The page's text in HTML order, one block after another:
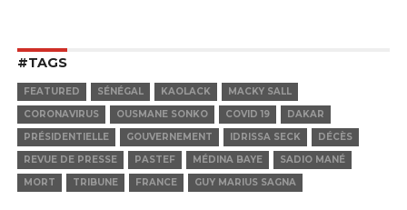
#TAGS
FEATURED SÉNÉGAL KAOLACK
MACKY SALL
CORONAVIRUS
OUSMANE SONKO COVID 19
DAKAR
PRÉSIDENTIELLE
GOUVERNEMENT IDRISSA SECK
DÉCÈS
REVUE DE PRESSE
PASTEF MÉDINA BAYE
SADIO MANÉ
MORT
TRIBUNE FRANCE GUY MARIUS SAGNA